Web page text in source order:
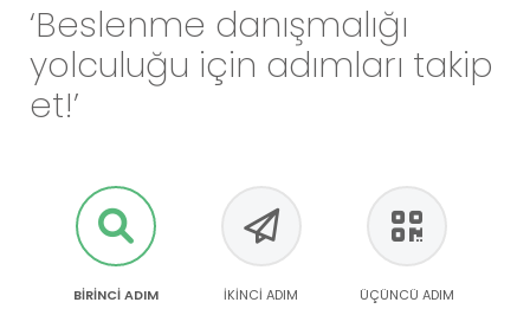
‘Beslenme danışmalığı
yolculuğu için adımları takip
et!’
BİRİNCİ ADIM İKİNCİ ADIM ÜÇÜNCÜ ADIM